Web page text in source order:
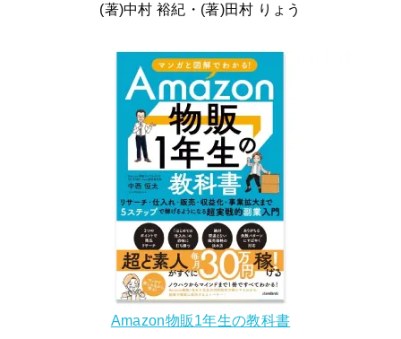
(著)中村 裕紀・(著)田村 りょう
Amazon物販1年生の教科書